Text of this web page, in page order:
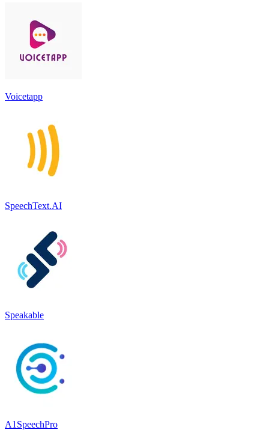
Voicetapp
SpeechText.AI
Speakable
A1SpeechPro